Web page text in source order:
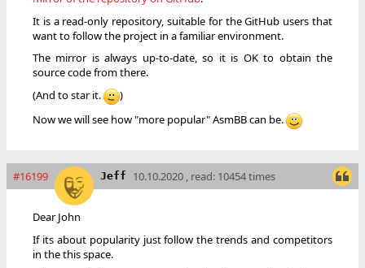
It is a read-only repository, suitable for the GitHub users that
want to follow the project in a familiar environment.
The mirror is always up-to-date, so it is OK to obtain the
source code from there.
(And to star it.
)
Now we will see how "more popular" AsmBB can be.
#16199 Jeff 10.10.2020 , read: 10454 times
Dear John
If its about popularity just follow the trends and competitors
in the this space.